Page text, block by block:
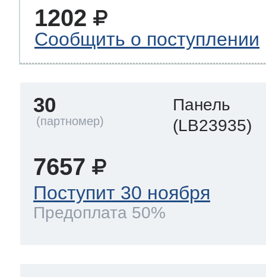
1202
Сообщить о поступлении
30
Панель
(LB23935)
7657
Поступит 30 ноября
Предоплата 50%